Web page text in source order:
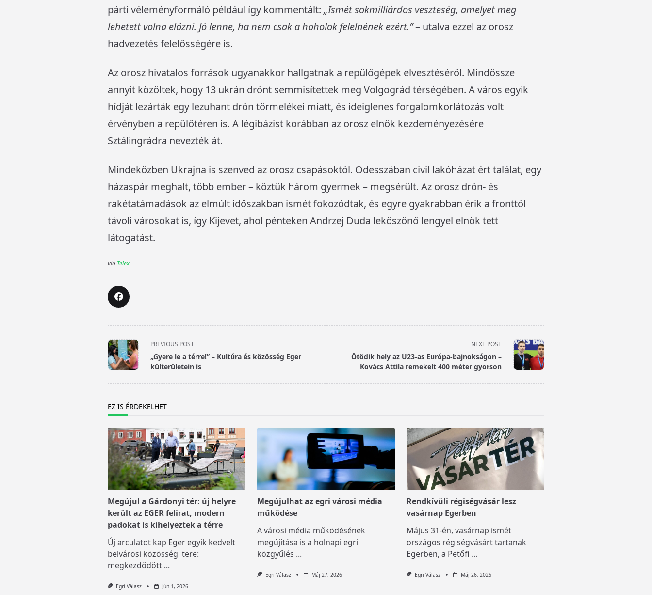
párti véleményformáló például így kommentált: „Ismét sokmilliárdos veszteség, amelyet meg
lehetett volna előzni. Jó lenne, ha nem csak a hoholok felelnének ezért.”– utalva ezzel az orosz
hadvezetés felelősségére is.
Az orosz hivatalos források ugyanakkor hallgatnak a repülőgépek elvesztéséről. Mindössze
annyit közöltek, hogy 13 ukrán drónt semmisítettek meg Volgográd térségében. A város egyik
hídját lezárták egy lezuhant drón törmelékei miatt, és ideiglenes forgalomkorlátozás volt
érvényben a repülőtéren is. A légibázist korábban az orosz elnök kezdeményezésére
Sztálingrádra nevezték át.
Mindeközben Ukrajna is szenved az orosz csapásoktól. Odesszában civil lakóházat ért találat, egy
házaspár meghalt, több ember – köztük három gyermek – megsérült. Az orosz drón- és
rakétatámadások az elmúlt időszakban ismét fokozódtak, és egyre gyakrabban érik a fronttól
távoli városokat is, így Kijevet, ahol pénteken Andrzej Duda leköszönő lengyel elnök tett
látogatást.
via Telex
<span
class="nav-
subtitle
text">Page</span>
PREVIOUS POST
„Gyere le a térre!” – Kultúra és közösség Eger
külterületein is
NEXT POST
Ötödik hely az U23-as Európa-bajnokságon –
Kovács Attila remekelt 400 méter gyorson
EZ IS ÉRDEKELHET
Megújul a Gárdonyi tér: új helyre
került az EGER felirat, modern
padokat is kihelyeztek a térre
Új arculatot kap Eger egyik kedvelt
belvárosi közösségi tere:
megkezdődött ...
Egri Válasz Jún 1, 2026
Megújulhat az egri városi média
működése
A városi média működésének
megújítása is a holnapi egri
közgyűlés ...
Egri Válasz Máj 27, 2026
Rendkívüli régiségvásár lesz
vasárnap Egerben
Május 31-én, vasárnap ismét
országos régiségvásárt tartanak
Egerben, a Petőfi ...
Egri Válasz Máj 26, 2026